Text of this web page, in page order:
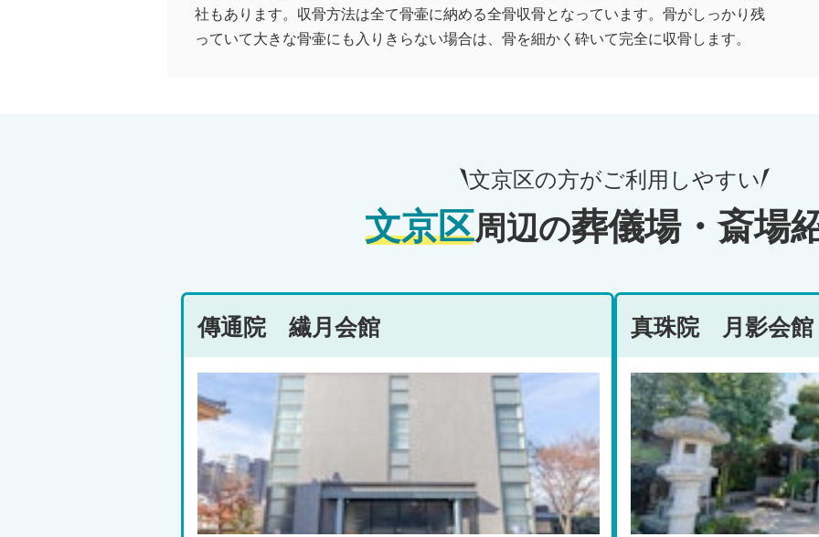
社もあります。収骨方法は全て骨壷に納める全骨収骨となっています。骨がしっかり残
っていて大きな骨壷にも入りきらない場合は、骨を細かく砕いて完全に収骨します。
文京区の方がご利用しやすい
文京区周辺の葬儀場・斎場
傳通院 繊月会館 真珠院 月影会館